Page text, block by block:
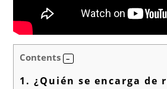
Contents
1. ¿Quién se encarga de